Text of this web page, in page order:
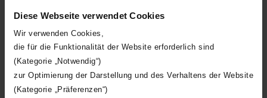
Diese Webseite verwendet Cookies
Wir verwenden Cookies,
die für die Funktionalität der Website erforderlich sind
(Kategorie „Notwendig“)
zur Optimierung der Darstellung und des Verhaltens der Website
(Kategorie „Präferenzen“)
Dividendenpolitik
Die Dividendenpolitik der Gesellschaft ist ertragsorientiert, wobei
die Ausschüttungsquote im Allgemeinen 30–50% des